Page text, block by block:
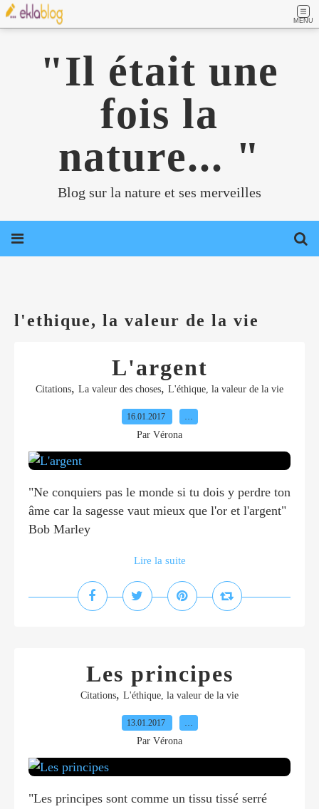
MENU
"Il était une
fois la
nature... "
Blog sur la nature et ses merveilles
l'ethique, la valeur de la vie
L'argent
Citations, La valeur des choses, L'éthique, la valeur de la vie
16.01.2017 …
Par Vérona
"Ne conquiers pas le monde si tu dois y perdre ton
âme car la sagesse vaut mieux que l'or et l'argent"
Bob Marley
Lire la suite
Les principes
Citations, L'éthique, la valeur de la vie
13.01.2017 …
Par Vérona
"Les principes sont comme un tissu tissé serré